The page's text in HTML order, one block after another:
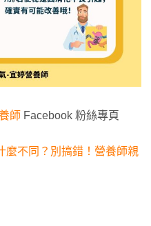
師 Facebook 粉絲專頁
麼不同？別搞錯！營養師親